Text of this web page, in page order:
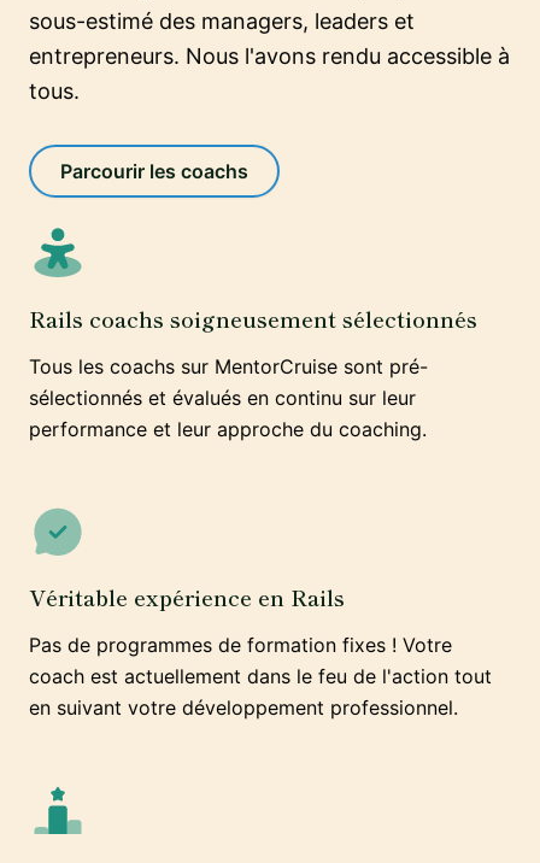
sous-estimé des managers, leaders et
entrepreneurs. Nous l'avons rendu accessible à
tous.
Parcourir les coachs
Rails coachs soigneusement sélectionnés
Tous les coachs sur MentorCruise sont pré-
sélectionnés et évalués en continu sur leur
performance et leur approche du coaching.
Véritable expérience en Rails
Pas de programmes de formation fixes ! Votre
coach est actuellement dans le feu de l'action tout
en suivant votre développement professionnel.